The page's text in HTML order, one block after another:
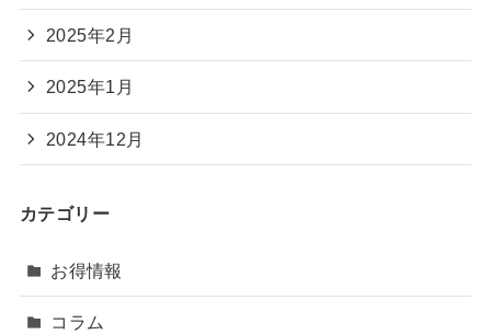
2025年2月
2025年1月
2024年12月
カテゴリー
お得情報
コラム